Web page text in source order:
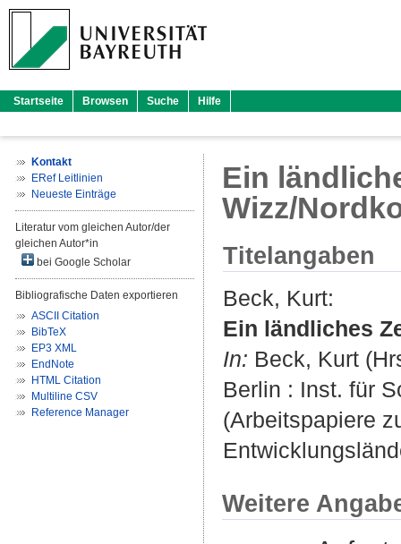
Startseite Browsen Suche Hilfe
Kontakt
ERef Leitlinien
Neueste Einträge
Literatur vom gleichen Autor/der
gleichen Autor*in
bei Google Scholar
Bibliografische Daten exportieren
ASCII Citation
BibTeX
EP3 XML
EndNote
HTML Citation
Multiline CSV
Reference Manager
Ein
Wizz/
Titelangaben
Beck, Kurt:
Ein ländliches
In: Beck, Kurt
Berlin : Inst. für
(Arbeitspapiere
Weitere